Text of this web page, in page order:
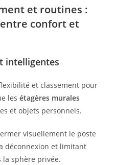
et routines :
confort et
intelligentes
et classement pour
lesétagères murales
et objets personnels.
visuellement le poste
déconnexion et limitant
la sphère privée.